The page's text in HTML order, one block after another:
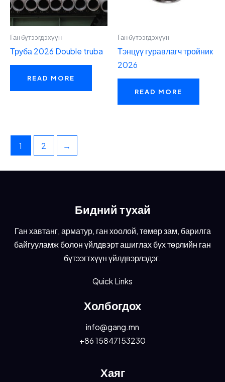
Ган бүтээгдэхүүн
Труба 2026 Double truba
READ MORE
Ган бүтээгдэхүүн
Тэнцүү гуравлагч тройник
2026
READ MORE
1 2 →
Бидний тухай
Ган хавтанг, арматур, ган хоолой, төмөр зам, барилга
байгууламж болон үйлдвэрт ашиглах бүх төрлийн ган
бүтээгтхүүн үйлдвэрлэдэг.
Quick Links
Холбогдох
info@gang.mn
+86 15847153230
Хаяг